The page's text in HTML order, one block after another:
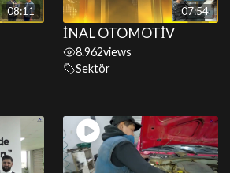
08:11 07:54
İNAL OTOMOTİV
8.962views
Sektör